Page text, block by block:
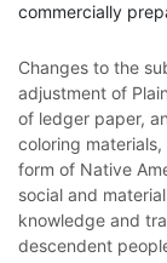
commercially
Changes to the
adjustment of
of ledger paper,
coloring
form of Native
social and
knowledge and
descendent